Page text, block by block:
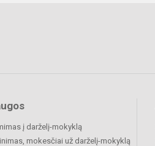
į darželį-mokyklą
mokesčiai už darželį-mokyklą